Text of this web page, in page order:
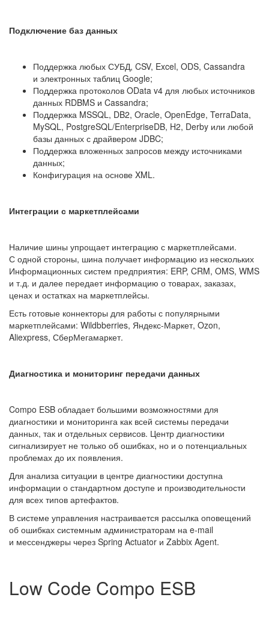
Подключение баз данных
Поддержка любых СУБД, CSV, Excel, ODS, Cassandra
и электронных таблиц Google;
Поддержка протоколов OData v4 для любых источников
данных RDBMS и Cassandra;
Поддержка MSSQL, DB2, Oracle, OpenEdge, TerraData,
MySQL, PostgreSQL/EnterpriseDB, H2, Derby или любой
базы данных с драйвером JDBC;
Поддержка вложенных запросов между источниками
данных;
Конфигурация на основе XML.
Интеграции с маркетплейсами
Наличие шины упрощает интеграцию с маркетплейсами.
С одной стороны, шина получает информацию из нескольких
Информационных систем предприятия: ERP, CRM, OMS, WMS
и т.д. и далее передает информацию о товарах, заказах,
ценах и остатках на маркетплейсы.
Есть готовые коннекторы для работы с популярными
маркетплейсами: Wildbberries, Яндекс-Маркет, Ozon,
Aliexpress, СберМегамаркет.
Диагностика и мониторинг передачи данных
Compo ESB обладает большими возможностями для
диагностики и мониторинга как всей системы передачи
данных, так и отдельных сервисов. Центр диагностики
сигнализирует не только об ошибках, но и о потенциальных
проблемах до их появления.
Для анализа ситуации в центре диагностики доступна
информации о стандартном доступе и производительности
для всех типов артефактов.
В системе управления настраивается рассылка оповещений
об ошибках системным администраторам на e-mail
и мессенджеры через Spring Actuator и Zabbix Agent.
Low Code Compo ESB